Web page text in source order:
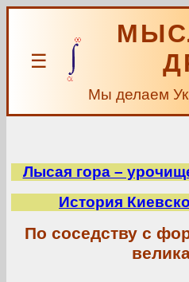
☰
Мы делаем
Лысая гора –
История
По соседству с